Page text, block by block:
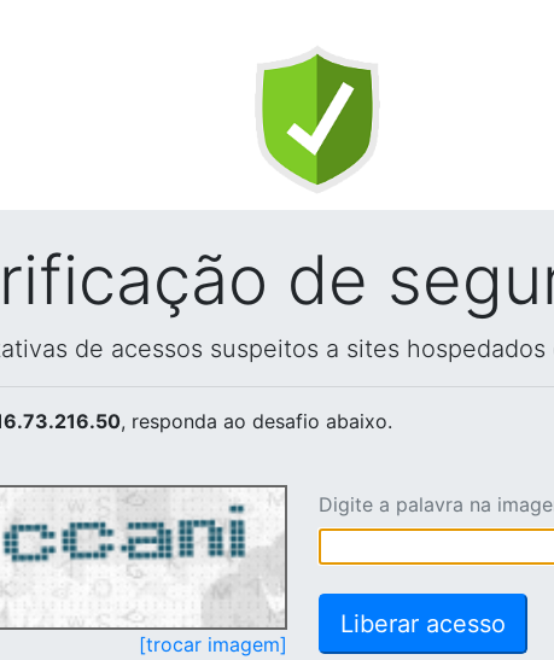
de
de acessos suspeitos a sites hospedados
, responda ao desafio abaixo.
[trocar imagem]
Digite a palavra na